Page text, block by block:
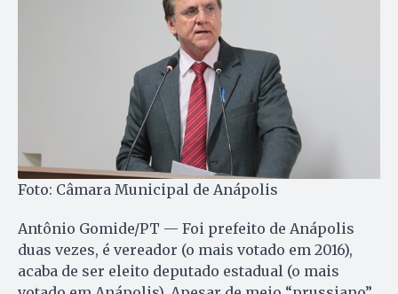
Foto: Câmara Municipal de Anápolis
Antônio Gomide/PT — Foi prefeito de Anápolis
duas vezes, é vereador (o mais votado em 2016),
acaba de ser eleito deputado estadual (o mais